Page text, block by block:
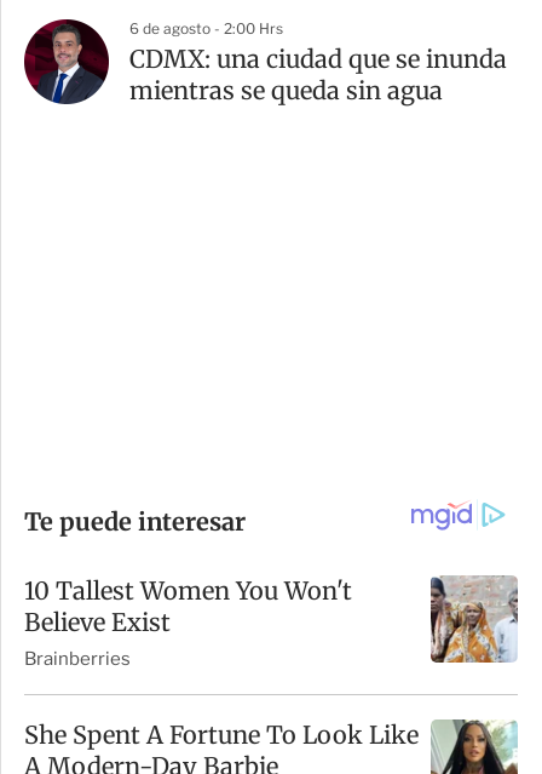
6 de agosto - 2:00 Hrs
CDMX: una ciudad que se inunda
mientras se queda sin agua